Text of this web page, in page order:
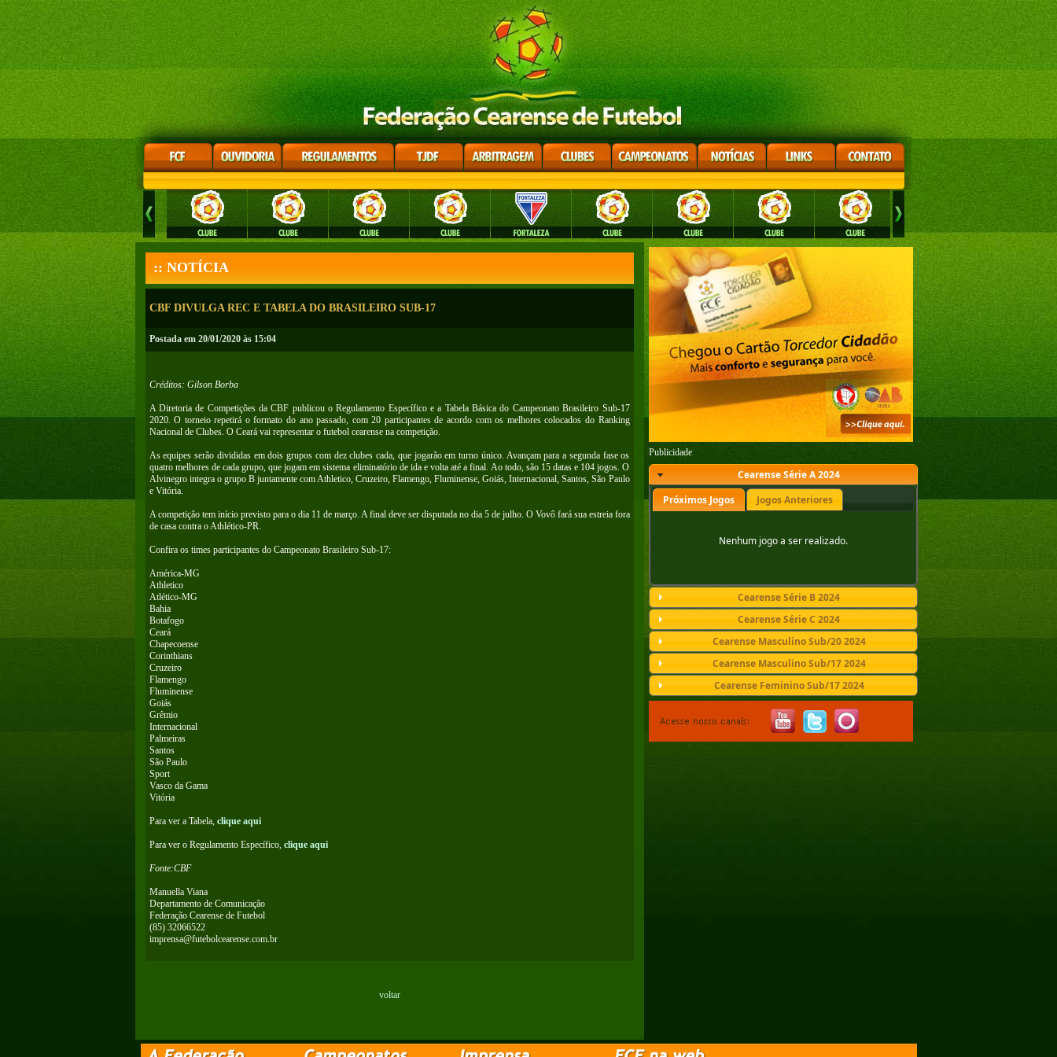
:: NOTÍCIA
CBF DIVULGA REC E TABELA DO BRASILEIRO SUB-17
Postada em 20/01/2020 às 15:04
Créditos: Gilson Borba
A Diretoria de Competições da CBF publicou o Regulamento Específico e a Tabela Básica do Campeonato Brasileiro Sub-17
2020. O torneio repetirá o formato do ano passado, com 20 participantes de acordo com os melhores colocados do Ranking
Nacional de Clubes. O Ceará vai representar o futebol cearense na competição.
As equipes serão divididas em dois grupos com dez clubes cada, que jogarão em turno único. Avançam para a segunda fase os
quatro melhores de cada grupo, que jogam em sistema eliminatório de ida e volta até a final. Ao todo, são 15 datas e 104 jogos. O
Alvinegro integra o grupo B juntamente com Athletico, Cruzeiro, Flamengo, Fluminense, Goiás, Internacional, Santos, São Paulo
e Vitória.
A competição tem início previsto para o dia 11 de março. A final deve ser disputada no dia 5 de julho. O Vovô fará sua estreia fora
de casa contra o Athlético-PR.
Confira os times participantes do Campeonato Brasileiro Sub-17:
América-MG
Athletico
Atlético-MG
Bahia
Botafogo
Ceará
Chapecoense
Corinthians
Cruzeiro
Flamengo
Fluminense
Goiás
Grêmio
Internacional
Palmeiras
Santos
São Paulo
Sport
Vasco da Gama
Vitória
Para ver a Tabela, clique aqui
Para ver o Regulamento Específico, clique aqui
Fonte:CBF
Manuella Viana
Departamento de Comunicação
Federação Cearense de Futebol
(85) 32066522
imprensa@futebolcearense.com.br
voltar
Publicidade
Cearense Série A 2024
Próximos Jogos
Jogos Anteriores
Nenhum jogo a ser realizado.
Cearense Série B 2024
Cearense Série C 2024
Cearense Masculino Sub/20 2024
Cearense Masculino Sub/17 2024
Cearense Feminino Sub/17 2024